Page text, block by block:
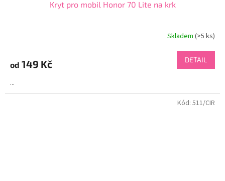
Kryt pro mobil Honor 70 Lite na krk
Skladem (>5 ks)
od 149 Kč DETAIL
...
Kód: 511/CIR